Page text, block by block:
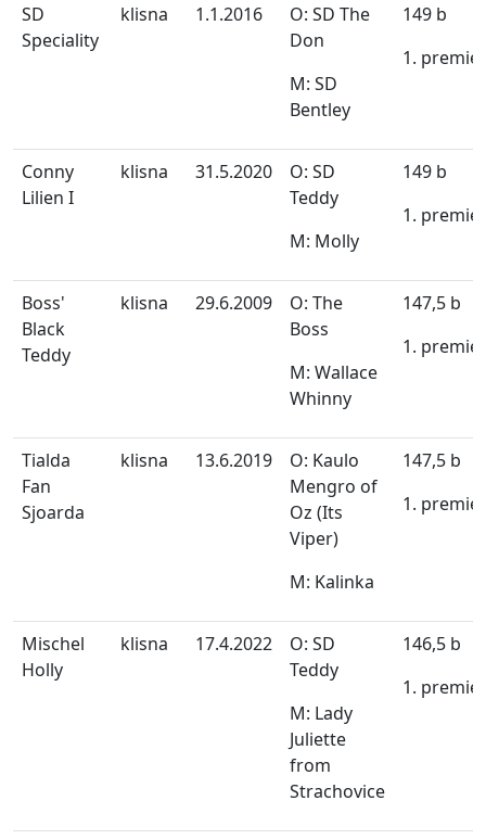
SD
Speciality
klisna 1.1.2016
O: SD The
Don
M: SD
Bentley
149 b
1. premie
Conny
Lilien I
klisna 31.5.2020
O: SD
Teddy
M: Molly
149 b
1. premie
Boss'
Black
Teddy
klisna 29.6.2009
O: The
Boss
M: Wallace
Whinny
147,5 b
1. premie
Tialda
Fan
Sjoarda
klisna 13.6.2019
O: Kaulo
Mengro of
Oz (Its
Viper)
M: Kalinka
147,5 b
1. premie
Mischel
Holly
klisna 17.4.2022
O: SD
Teddy
M: Lady
Juliette
from
Strachovice
146,5 b
1. premie